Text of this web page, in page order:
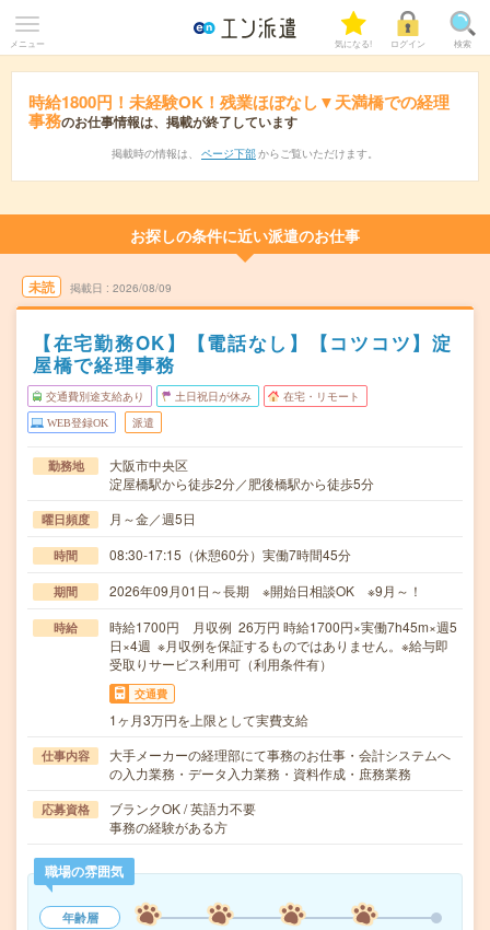
メニュー 気になる! ログイン 検索
時給1800円！未経験OK！残業ほぼなし▼天満橋での経理
事務のお仕事情報は、掲載が終了しています
掲載時の情報は、 ページ下部 からご覧いただけます。
お探しの条件に近い派遣のお仕事
未読 掲載日 2026/08/09
【在宅勤務OK】【電話なし】【コツコツ】淀
屋橋で経理事務
交通費別途支給あり 土日祝日が休み 在宅・リモート
WEB登録OK 派遣
勤務地
大阪市中央区
淀屋橋駅から徒歩2分／肥後橋駅から徒歩5分
曜日頻度 月～金／週5日
時間 08:30-17:15（休憩60分）実働7時間45分
期間 2026年09月01日～長期 ※開始日相談OK ※9月～！
時給
時給1700円 月収例 26万円 時給1700円×実働7h45m×週5
日×4週 ※月収例を保証するものではありません。※給与即
受取りサービス利用可（利用条件有）
交通費
1ヶ月3万円を上限として実費支給
仕事内容
大手メーカーの経理部にて事務のお仕事・会計システムへ
の入力業務・データ入力業務・資料作成・庶務業務
応募資格
ブランクOK / 英語力不要
事務の経験がある方
職場の雰囲気
年齢層